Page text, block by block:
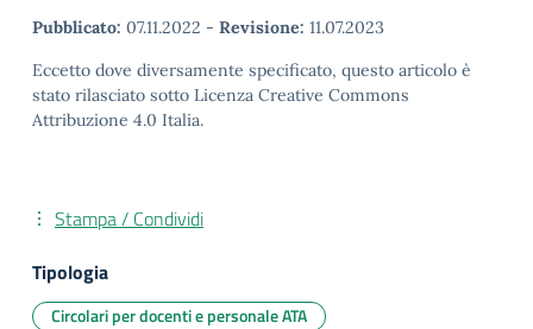
Pubblicato: 07.11.2022 - Revisione: 11.07.2023
Eccetto dove diversamente specificato, questo articolo è
stato rilasciato sotto Licenza Creative Commons
Attribuzione 4.0 Italia.
Stampa / Condividi
Tipologia
Circolari per docenti e personale ATA